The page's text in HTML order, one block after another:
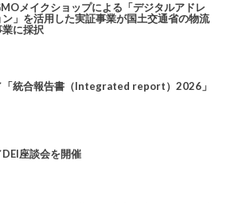
メイクショップによる「デジタルアドレ
」を活用した実証事業が国土交通省の物流
に採択
「統合報告書（Integrated report）2026」
座談会を開催